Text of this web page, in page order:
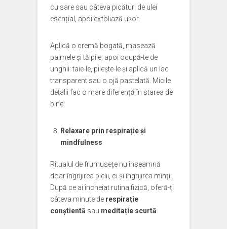
cu sare sau câteva picături de ulei
esențial, apoi exfoliază ușor.
Aplică o cremă bogată, masează
palmele și tălpile, apoi ocupă-te de
unghii: taie-le, pilește-le și aplică un lac
transparent sau o ojă pastelată. Micile
detalii fac o mare diferență în starea de
bine.
Relaxare prin respirație și
mindfulness
Ritualul de frumusețe nu înseamnă
doar îngrijirea pielii, ci și îngrijirea minții.
După ce ai încheiat rutina fizică, oferă-ți
câteva minute de respirație
conștientă sau meditație scurtă